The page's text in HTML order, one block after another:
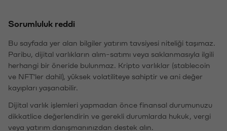
Sorumluluk reddi
Bu sayfada yer alan bilgiler yatırım tavsiyesi niteliği taşımaz.
Paribu, dijital varlıkların alım-satımı veya saklanmasıyla ilgili
herhangi bir öneride bulunmaz. Kripto varlıklar (stablecoin
ve NFT'ler dahil), yüksek volatiliteye sahiptir ve ani değer
kayıpları yaşanabilir.
Dijital varlık işlemleri yapmadan önce finansal durumunuzu
dikkatlice değerlendirin ve gerekli durumlarda hukuk, vergi
veya yatırım danışmanınızdan destek alın.